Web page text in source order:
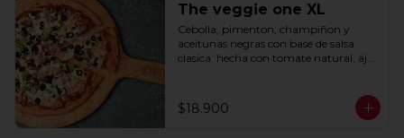
The veggie one XL
Cebolla, pimenton, champiñon y
aceitunas negras con base de salsa
clasica  hecha con tomate natural, ajo,
$18.900